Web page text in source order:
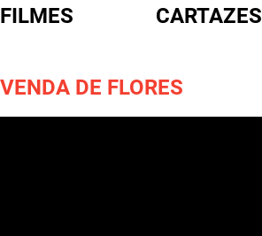
FILMES CARTAZES
VENDA DE FLORES